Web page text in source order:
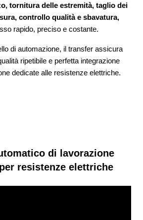
tornitura delle estremità, taglio dei
controllo qualità e sbavatura,
rapido, preciso e costante.
di automazione, il transfer assicura
ripetibile e perfetta integrazione
dedicate alle resistenze elettriche.
di lavorazione
resistenze elettriche